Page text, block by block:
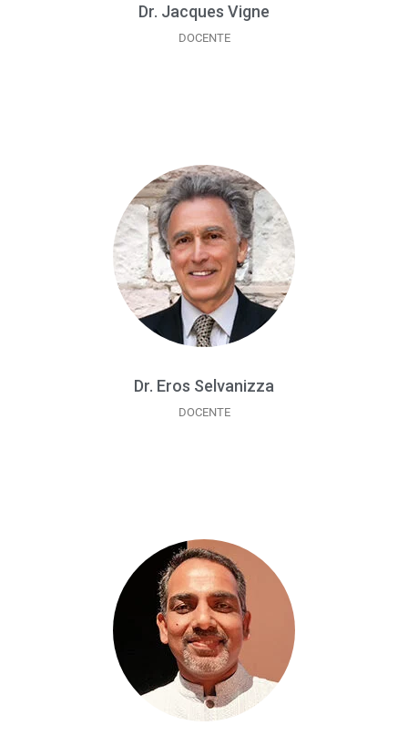
Dr. Jacques Vigne
DOCENTE
Dr. Eros Selvanizza
DOCENTE